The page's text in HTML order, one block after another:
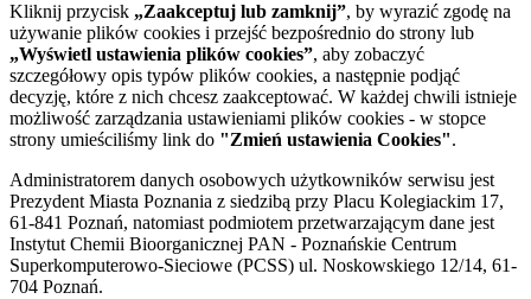
Kliknij przycisk „Zaakceptuj lub zamknij”, by wyrazić zgodę na
używanie plików cookies i przejść bezpośrednio do strony lub
„Wyświetl ustawienia plików cookies”, aby zobaczyć
szczegółowy opis typów plików cookies, a następnie podjąć
decyzję, które z nich chcesz zaakceptować. W każdej chwili istnieje
możliwość zarządzania ustawieniami plików cookies - w stopce
strony umieściliśmy link do "Zmień ustawienia Cookies".
Administratorem danych osobowych użytkowników serwisu jest
Prezydent Miasta Poznania z siedzibą przy Placu Kolegiackim 17,
61-841 Poznań, natomiast podmiotem przetwarzającym dane jest
Instytut Chemii Bioorganicznej PAN - Poznańskie Centrum
Superkomputerowo-Sieciowe (PCSS) ul. Noskowskiego 12/14, 61-
704 Poznań.